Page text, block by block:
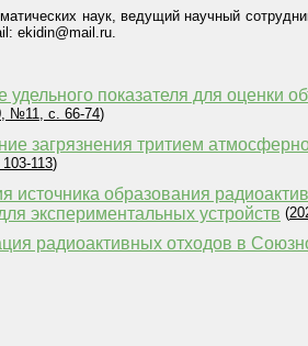
наук, ведущий научный
ekidin@mail.ru.
удельного показателя для оценки
№11, с. 66-74)
загрязнения тритием
113)
источника образования
экспериментальных устройств (
радиоактивных отходов в